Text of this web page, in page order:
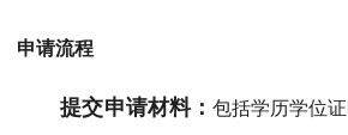
申请流程
提交申请材料： 包括学历学位